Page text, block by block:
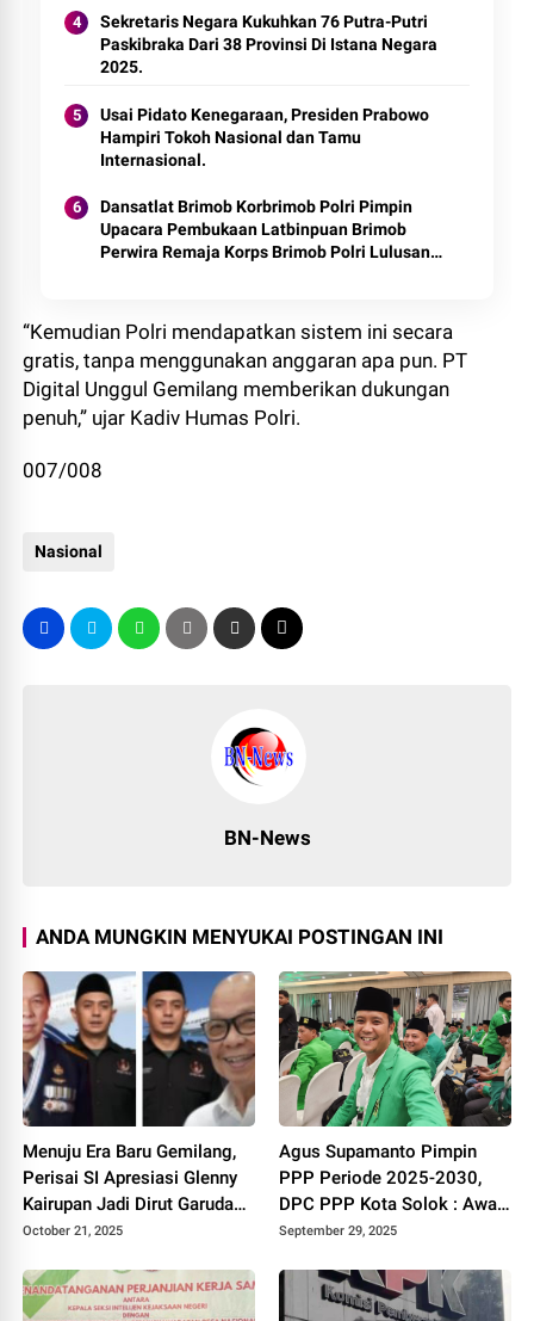
Sekretaris Negara Kukuhkan 76 Putra-Putri
Paskibraka Dari 38 Provinsi Di Istana Negara
2025.
Usai Pidato Kenegaraan, Presiden Prabowo
Hampiri Tokoh Nasional dan Tamu
Internasional.
Dansatlat Brimob Korbrimob Polri Pimpin
Upacara Pembukaan Latbinpuan Brimob
Perwira Remaja Korps Brimob Polri Lulusan
“Kemudian Polri mendapatkan sistem ini secara
gratis, tanpa menggunakan anggaran apa pun. PT
Digital Unggul Gemilang memberikan dukungan
penuh,” ujar Kadiv Humas Polri.
007/008
Nasional
BN-News
ANDA MUNGKIN MENYUKAI POSTINGAN INI
Menuju Era Baru Gemilang,
Perisai SI Apresiasi Glenny
Kairupan Jadi Dirut Garuda
Indonesia
October 21, 2025
Agus Supamanto Pimpin
PPP Periode 2025-2030,
DPC PPP Kota Solok : Awal
Kebangkitan Partai Kabah
September 29, 2025